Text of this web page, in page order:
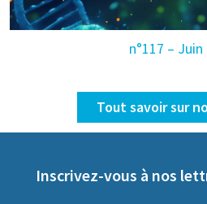
n°117 – Juin
Tout savoir sur
Inscrivez-vous à nos